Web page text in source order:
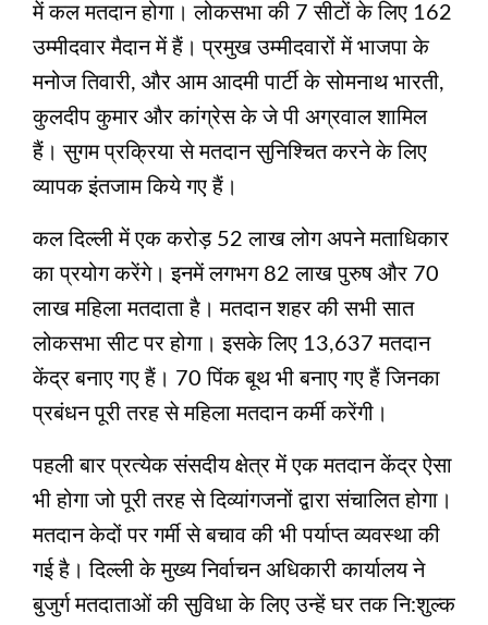
में कल मतदान होगा। लोकसभा की 7 सीटों के लिए 162
उम्मीदवार मैदान में हैं। प्रमुख उम्मीदवारों में भाजपा के
मनोज तिवारी, और आम आदमी पार्टी के सोमनाथ भारती,
कुलदीप कुमार और कांग्रेस के जे पी अग्रवाल शामिल
हैं। सुगम प्रक्रिया से मतदान सुनिश्चित करने के लिए
व्यापक इंतजाम किये गए हैं।
कल दिल्ली में एक करोड़ 52 लाख लोग अपने मताधिकार
का प्रयोग करेंगे। इनमें लगभग 82 लाख पुरुष और 70
लाख महिला मतदाता है। मतदान शहर की सभी सात
लोकसभा सीट पर होगा। इसके लिए 13,637 मतदान
केंद्र बनाए गए हैं। 70 पिंक बूथ भी बनाए गए हैं जिनका
प्रबंधन पूरी तरह से महिला मतदान कर्मी करेंगी।
पहली बार प्रत्येक संसदीय क्षेत्र में एक मतदान केंद्र ऐसा
भी होगा जो पूरी तरह से दिव्यांगजनों द्वारा संचालित होगा।
मतदान केदों पर गर्मी से बचाव की भी पर्याप्त व्यवस्था की
गई है। दिल्ली के मुख्य निर्वाचन अधिकारी कार्यालय ने
बुजुर्ग मतदाताओं की सुविधा के लिए उन्हें घर तक नि:शुल्क